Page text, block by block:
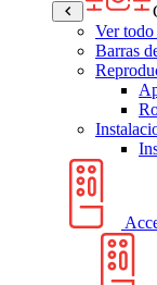
Ver
Barras